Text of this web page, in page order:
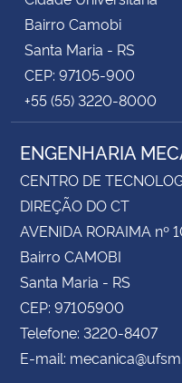
Bairro Camobi
Santa Maria - RS
CEP: 97105-900
+55 (55) 3220-8000
ENGENHARIA
CENTRO DE
DIREÇÃO DO CT
AVENIDA RORAIMA nº
Bairro CAMOBI
Santa Maria - RS
CEP: 97105900
Telefone: 3220-8407
E-mail: